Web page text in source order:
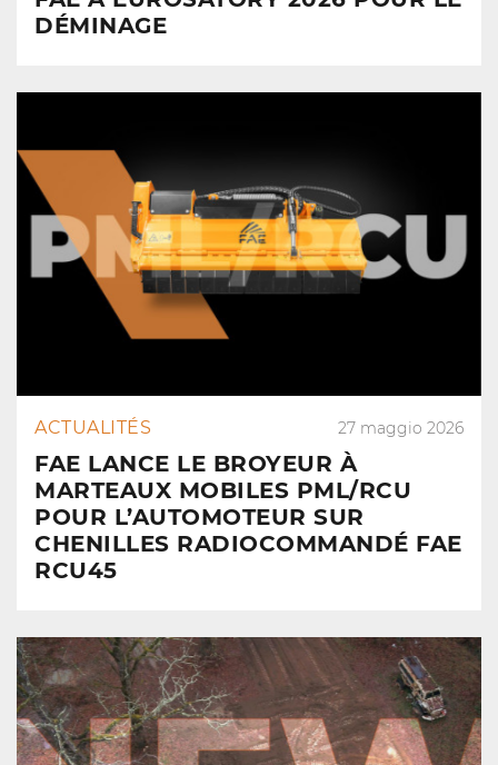
DÉMINAGE
ACTUALITÉS 27 maggio 2026
FAE LANCE LE BROYEUR À
MARTEAUX MOBILES PML/RCU
POUR L’AUTOMOTEUR SUR
CHENILLES RADIOCOMMANDÉ FAE
RCU45